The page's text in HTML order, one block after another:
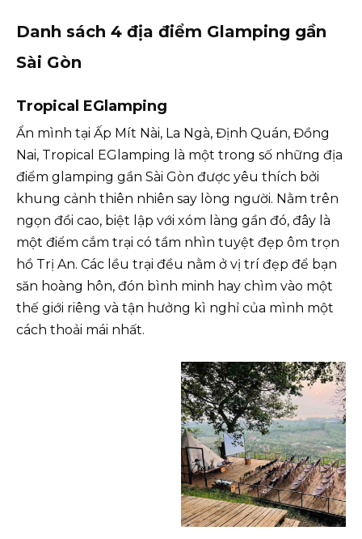
Danh sách 4 địa điểm Glamping gần
Sài Gòn
Tropical EGlamping
Ẩn mình tại Ấp Mít Nài, La Ngà, Định Quán, Đồng
Nai, Tropical EGlamping là một trong số những địa
điểm glamping gần Sài Gòn được yêu thích bởi
khung cảnh thiên nhiên say lòng người. Nằm trên
ngọn đồi cao, biệt lập với xóm làng gần đó, đây là
một điểm cắm trại có tầm nhìn tuyệt đẹp ôm trọn
hồ Trị An. Các lều trại đều nằm ở vị trí đẹp để bạn
săn hoàng hôn, đón bình minh hay chìm vào một
thế giới riêng và tận hưởng kì nghỉ của mình một
cách thoải mái nhất.